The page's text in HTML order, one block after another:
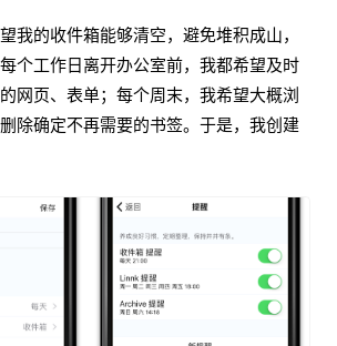
我的收件箱能够清空，避免堆积成山，
个工作日离开办公室前，我都希望及时
网页、表单；每个周末，我希望大概浏
除确定不再需要的书签。于是，我创建